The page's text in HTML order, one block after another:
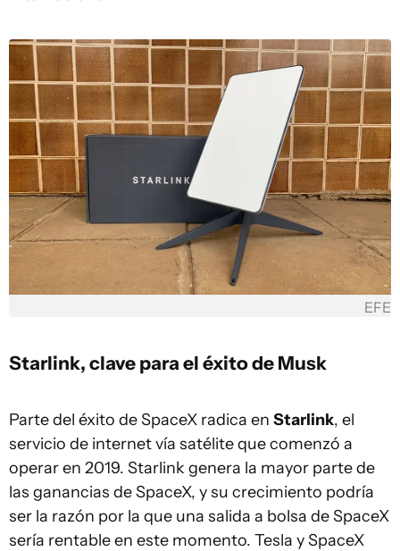
EFE
Starlink, clave para el éxito de Musk
Parte del éxito de SpaceX radica en Starlink, el
servicio de internet vía satélite que comenzó a
operar en 2019. Starlink genera la mayor parte de
las ganancias de SpaceX, y su crecimiento podría
ser la razón por la que una salida a bolsa de SpaceX
sería rentable en este momento. Tesla y SpaceX